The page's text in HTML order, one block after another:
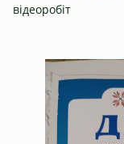
відеоробіт